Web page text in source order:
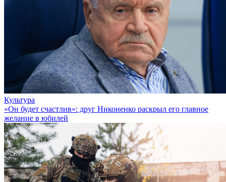
Культура
«Он будет счастлив»: друг Никоненко раскрыл его главное
желание в юбилей